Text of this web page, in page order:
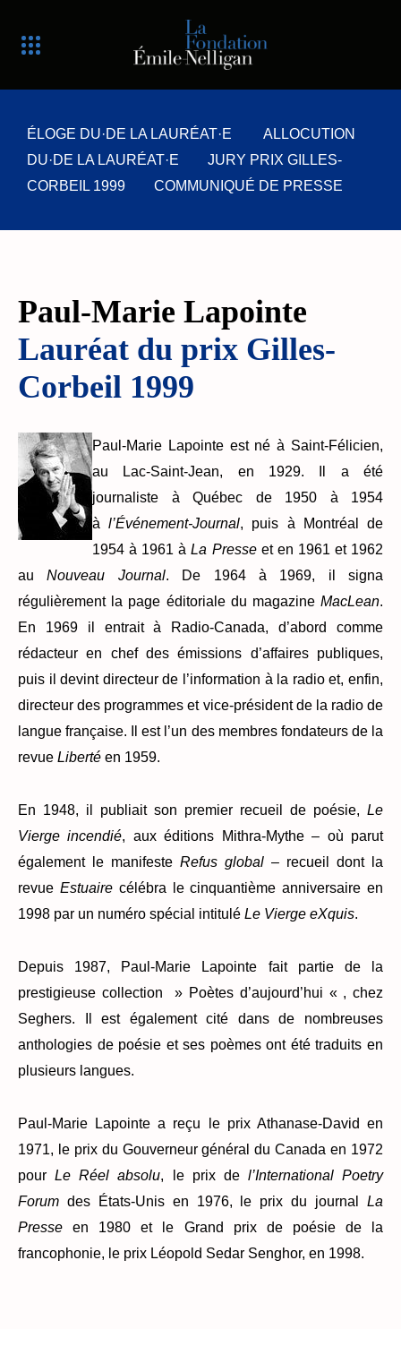
ÉLOGE DU·DE LA LAURÉAT·E ALLOCUTION
DU·DE LA LAURÉAT·E JURY PRIX GILLES-
CORBEIL 1999 COMMUNIQUÉ DE PRESSE
Paul-Marie Lapointe
Lauréat du prix Gilles-
Corbeil 1999
Paul-Marie Lapointe est né à Saint-Félicien,
au Lac-Saint-Jean, en 1929. Il a été
journaliste à Québec de 1950 à 1954
àl’Événement-Journal, puis à Montréal de
1954 à 1961 àLa Presseet en 1961 et 1962
auNouveau Journal. De 1964 à 1969, il signa
régulièrement la page éditoriale du magazine MacLean.
En 1969 il entrait à Radio-Canada, d’abord comme
rédacteur en chef des émissions d’affaires publiques,
puis il devint directeur de l’information à la radio et, enfin,
directeur des programmes et vice-président de la radio de
langue française. Il est l’un des membres fondateurs de la
revue Liberté en 1959.
En 1948, il publiait son premier recueil de poésie, Le
Vierge incendié, aux éditions Mithra-Mythe – où parut
également le manifeste Refus global – recueil dont la
revue Estuairecélébra le cinquantième anniversaire en
1998 par un numéro spécial intitulé Le Vierge eXquis.
Depuis 1987, Paul-Marie Lapointe fait partie de la
prestigieuse collection » Poètes d’aujourd’hui « , chez
Seghers. Il est également cité dans de nombreuses
anthologies de poésie et ses poèmes ont été traduits en
plusieurs langues.
Paul-Marie Lapointe a reçu le prix Athanase-David en
1971, le prix du Gouverneur général du Canada en 1972
pourLe Réel absolu, le prix de l’International Poetry
Forum des États-Unis en 1976, le prix du journal La
Presse en 1980 et le Grand prix de poésie de la
francophonie, le prix Léopold Sedar Senghor, en 1998.